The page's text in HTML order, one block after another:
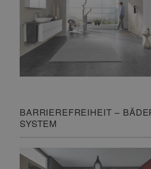
BARRIEREFREIHEIT –
SYSTEM